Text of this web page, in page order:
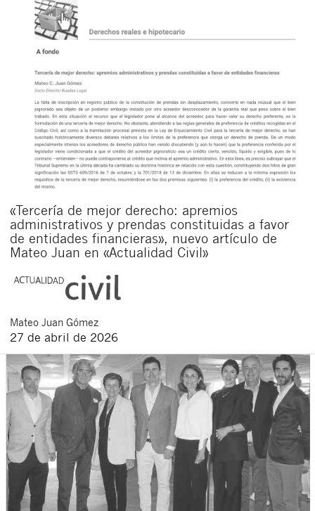
«Tercería de mejor derecho: apremios
administrativos y prendas constituidas a favor
de entidades financieras», nuevo artículo de
Mateo Juan en «Actualidad Civil»
Mateo Juan Gómez
27 de abril de 2026